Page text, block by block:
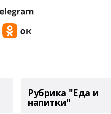
Рубрика "Еда и
напитки"